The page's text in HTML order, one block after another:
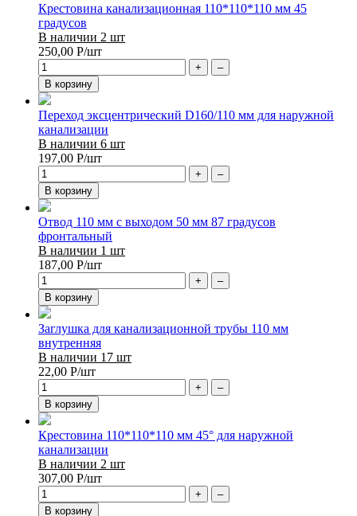
Крестовина канализационная 110*110*110 мм 45
градусов
В наличии 2 шт
250,00 Р/шт
+
–
В корзину
Переход эксцентрический D160/110 мм для наружной
канализации
В наличии 6 шт
197,00 Р/шт
+
–
В корзину
Отвод 110 мм с выходом 50 мм 87 градусов
фронтальный
В наличии 1 шт
187,00 Р/шт
+
–
В корзину
Заглушка для канализационной трубы 110 мм
внутренняя
В наличии 17 шт
22,00 Р/шт
+
–
В корзину
Крестовина 110*110*110 мм 45° для наружной
канализации
В наличии 2 шт
307,00 Р/шт
+
–
В корзину